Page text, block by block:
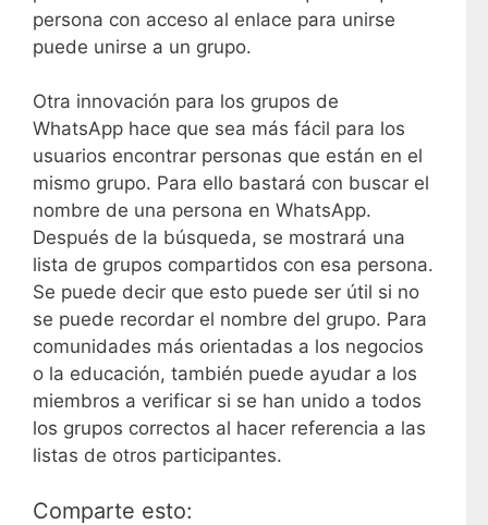
persona con acceso al enlace para unirse
puede unirse a un grupo.
Otra innovación para los grupos de
WhatsApp hace que sea más fácil para los
usuarios encontrar personas que están en el
mismo grupo. Para ello bastará con buscar el
nombre de una persona en WhatsApp.
Después de la búsqueda, se mostrará una
lista de grupos compartidos con esa persona.
Se puede decir que esto puede ser útil si no
se puede recordar el nombre del grupo. Para
comunidades más orientadas a los negocios
o la educación, también puede ayudar a los
miembros a verificar si se han unido a todos
los grupos correctos al hacer referencia a las
listas de otros participantes.
Comparte esto: